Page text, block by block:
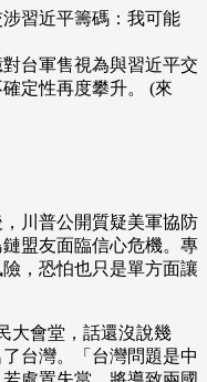
台軍售視為與習近平交
定性再度攀升。 (來
川普公開質疑美軍協防
盟友面臨信心危機。專
，恐怕也只是單方面讓
大會堂，話還沒說幾
台灣。「台灣問題是中